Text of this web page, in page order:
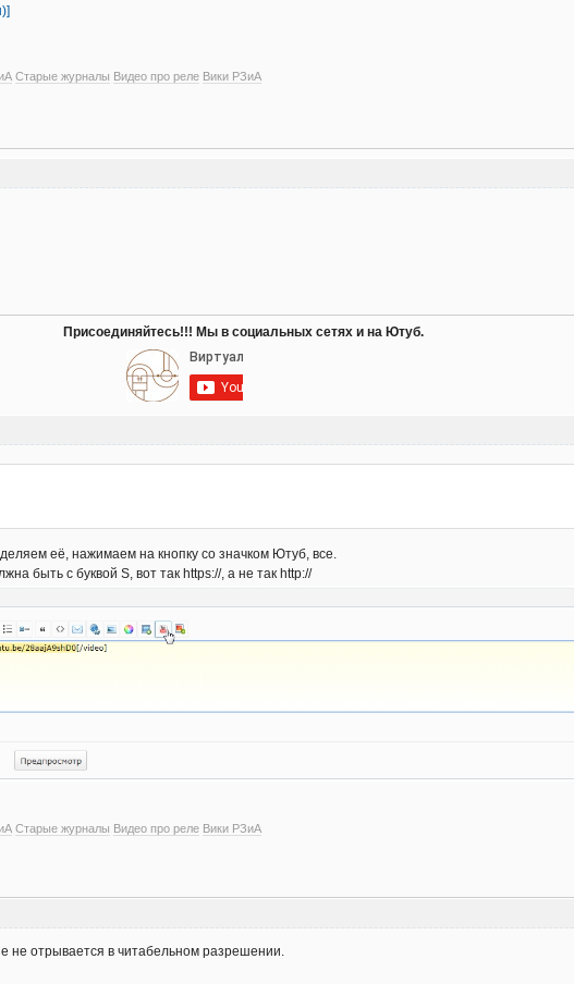
Старые журналы Видео про реле Вики РЗиА
Присоединяйтесь!!! Мы в социальных сетях и на Ютуб.
её, нажимаем на кнопку со значком Ютуб, все.
быть с буквой S, вот так https://, а не так http://
Старые журналы Видео про реле Вики РЗиА
не отрывается в читабельном разрешении.